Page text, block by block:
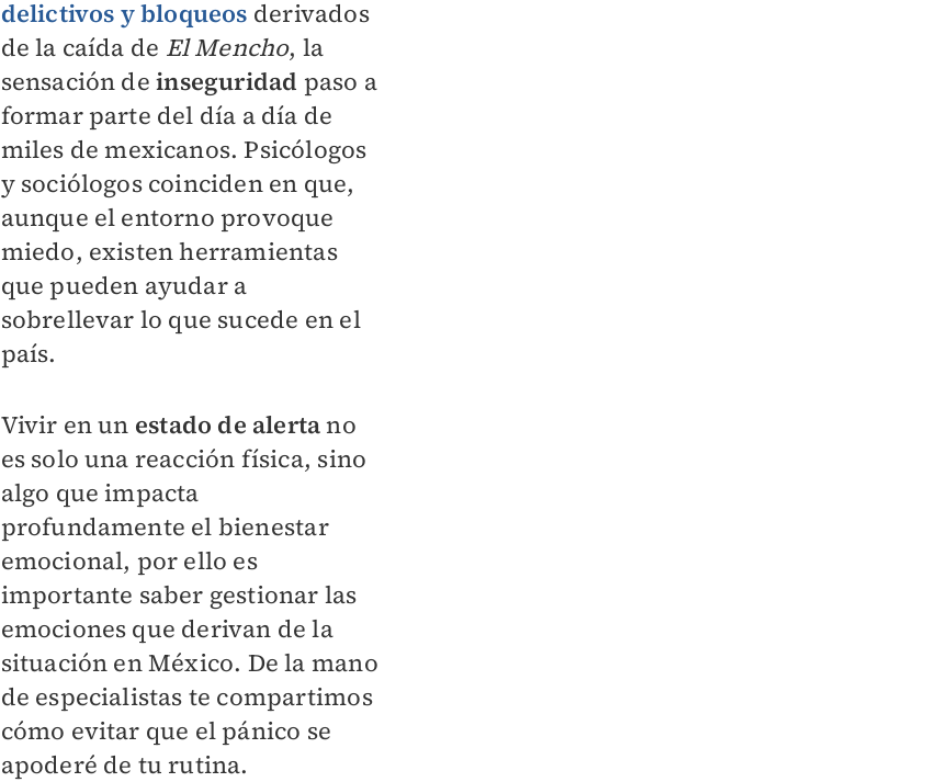
delictivos y bloqueos derivados
de la caída de El Mencho, la
sensación deinseguridad paso a
formar parte del día a día de
miles de mexicanos. Psicólogos
y sociólogos coinciden en que,
aunque el entorno provoque
miedo, existen herramientas
que pueden ayudar a
sobrellevar lo que sucede en el
país.
Vivir en un estado de alertano
es solo una reacción física, sino
algo que impacta
profundamente el bienestar
emocional, por ello es
importante saber gestionar las
emociones que derivan de la
situación en México. De la mano
de especialistas te compartimos
cómo evitar que el pánico se
apoderé de tu rutina.